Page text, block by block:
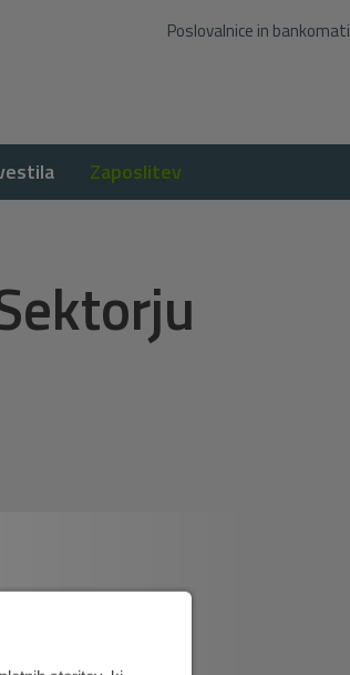
Zaposlitev
Poslovalnice in bankomati